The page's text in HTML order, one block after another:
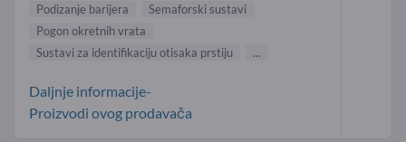
Podizanje barijera
Semaforski sustavi
Pogon okretnih vrata
Sustavi za identifikaciju otisaka prstiju
...
Daljnje informacije-
Proizvodi ovog prodavača